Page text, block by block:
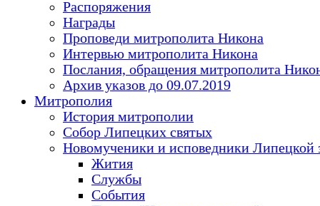
Распоряжения
Награды
Проповеди митрополита Никона
Интервью митрополита Никона
Послания, обращения митрополита
Архив указов до 09.07.2019
Митрополия
История митрополии
Собор Липецких святых
Новомученики и исповедники Липецкой
Жития
Службы
События